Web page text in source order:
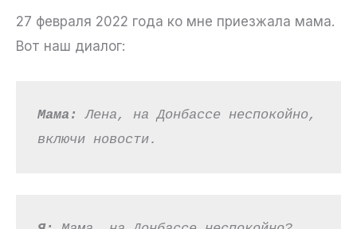
27 февраля 2022 года ко мне приезжала мама.
Вот наш диалог:
Мама: Лена, на Донбассе неспокойно,
включи новости.